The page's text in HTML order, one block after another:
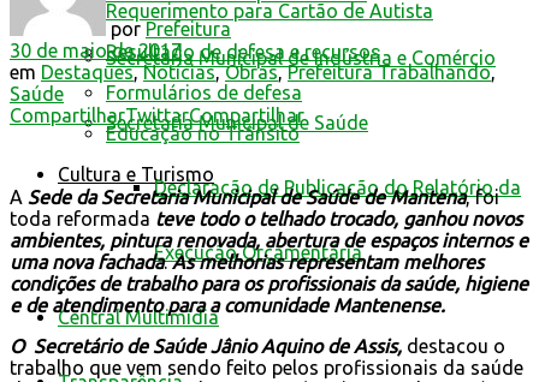
Requerimento para Cartão de Autista
Resultado de defesa e recursos
Formulários de defesa
Educação no Trânsito
Cultura e Turismo
Secretaria Municipal de Indústria e Comércio
Secretaria Municipal de Saúde
Declaração de Publicação do Relatório da
Execução Orçamentária
Central Multimídia
por Prefeitura
30 de maio de 2017
em Destaques,Notícias,Obras,Prefeitura Trabalhando,
Saúde
CompartilharTwittarCompartilhar
A Sede da Secretaria Municipal de Saúde de Mantena, foi
toda reformada teve todo o telhado trocado, ganhou novos
ambientes, pintura renovada, abertura de espaços internos e
uma nova fachada.As melhorias representam melhores
condições de trabalho para os profissionais da saúde, higiene
e de atendimento para a comunidade Mantenense.
O Secretário de Saúde Jânio Aquino de Assis, destacou o
trabalho que vem sendo feito pelos profissionais da saúde